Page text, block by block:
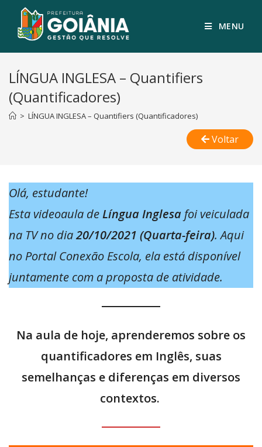
MENU
LÍNGUA INGLESA – Quantifiers
(Quantificadores)
> LÍNGUA INGLESA – Quantifiers (Quantificadores)
Voltar
Olá, estudante!
Esta videoaula deLíngua Inglesa foi veiculada
na TV no dia20/10/2021 (Quarta-feira). Aqui
no Portal Conexão Escola, ela está disponível
juntamente com a proposta de atividade.
Na aula de hoje, aprenderemos sobre os
quantificadores em Inglês, suas
semelhanças e diferenças em diversos
contextos.